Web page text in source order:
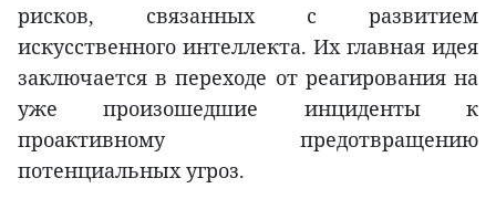
рисков, связанных с развитием
искусственного интеллекта. Их главная идея
заключается в переходе от реагирования на
уже произошедшие инциденты к
проактивному предотвращению
потенциальных угроз.